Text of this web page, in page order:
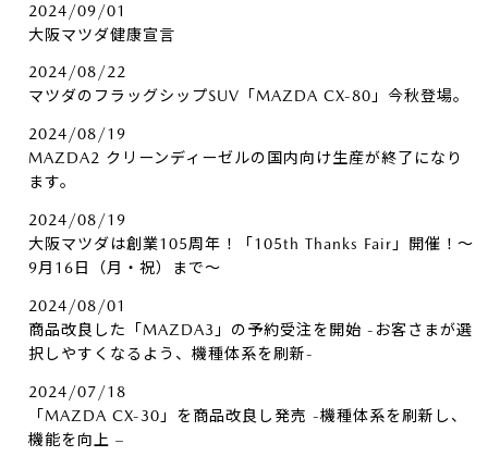
2024/09/01
大阪マツダ健康宣言
2024/08/22
マツダのフラッグシップSUV「MAZDA CX-80」今秋登場。
2024/08/19
MAZDA2 クリーンディーゼルの国内向け生産が終了になり
ます。
2024/08/19
大阪マツダは創業105周年！「105th Thanks Fair」開催！～
9月16日（月・祝）まで～
2024/08/01
商品改良した「MAZDA3」の予約受注を開始 -お客さまが選
択しやすくなるよう、機種体系を刷新-
2024/07/18
「MAZDA CX-30」を商品改良し発売 -機種体系を刷新し、
機能を向上 –